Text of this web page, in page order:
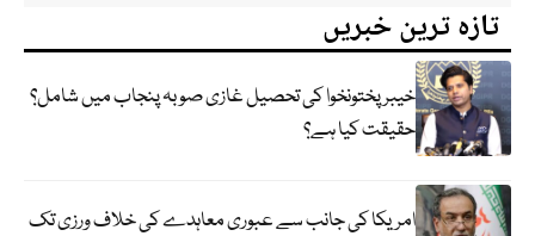
تازہ ترین خبریں
خیبر پختونخوا کی تحصیل غازی صوبہ پنجاب میں شامل؟
حقیقت کیا ہے؟
امریکا کی جانب سے عبوری معاہدے کی خلاف ورزی تک